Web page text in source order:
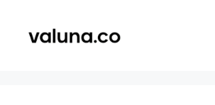
contenido